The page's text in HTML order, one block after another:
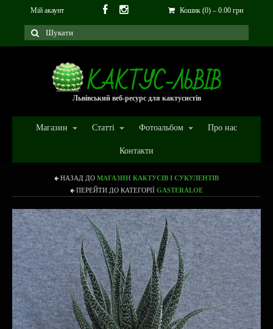
Мій акаунт Кошик (0) – 0.00 грн
Львівський веб-ресурс для кактусистів
Магазин Статті Фотоальбом Про нас
Контакти
НАЗАД ДО МАГАЗИН КАКТУСІВ І СУКУЛЕНТІВ
ПЕРЕЙТИ ДО КАТЕГОРІЇ GASTERALOE